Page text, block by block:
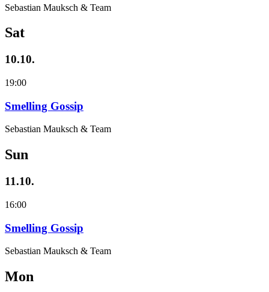
Sebastian Mauksch & Team
Sat
10.10.
19:00
Smelling Gossip
Sebastian Mauksch & Team
Sun
11.10.
16:00
Smelling Gossip
Sebastian Mauksch & Team
Mon